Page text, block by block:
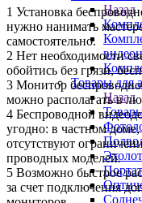
Назад
Товары для
Назад
1 Установка
нужно нанимать
самостоятельно.
2 Нет необходимости
обойтись без грязи,
3 Монитор
можно располагать в
4 Беспроводной
угодно: в частном
отсутствуют
проводных моделей.
5 Возможно быстрое
за счет подключения